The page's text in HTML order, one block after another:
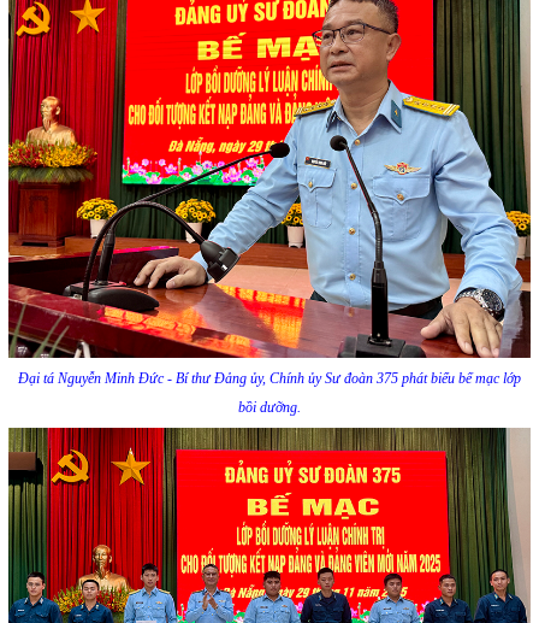
Đại tá Nguyễn Minh Đức - Bí thư Đảng ủy, Chính ủy Sư đoàn 375 phát biểu bế mạc lớp
bồi dưỡng.